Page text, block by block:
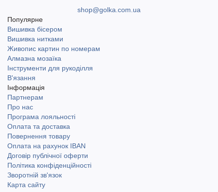
shop@golka.com.ua
Популярне
Вишивка бісером
Вишивка нитками
Живопис картин по номерам
Алмазна мозаїка
Інструменти для рукоділля
В'язання
Інформація
Партнерам
Про нас
Програма лояльності
Оплата та доставка
Повернення товару
Оплата на рахунок IBAN
Договір публічної оферти
Політика конфіденційності
Зворотній зв'язок
Карта сайту